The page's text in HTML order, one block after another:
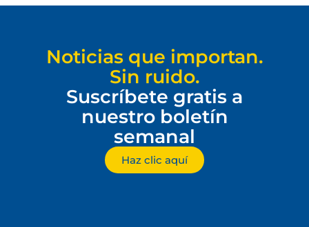
Noticias que importan.
Sin ruido.
Suscríbete gratis a
nuestro boletín
semanal
Haz clic aquí